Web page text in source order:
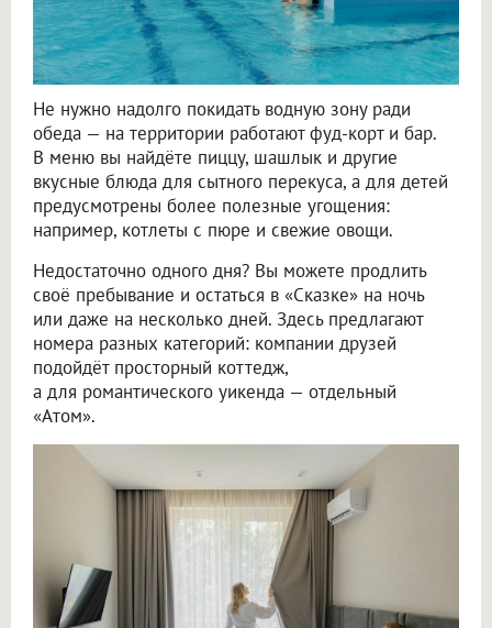
Не нужно надолго покидать водную зону ради
обеда — на территории работают фуд-корт и бар.
В меню вы найдёте пиццу, шашлык и другие
вкусные блюда для сытного перекуса, а для детей
предусмотрены более полезные угощения:
например, котлеты с пюре и свежие овощи.
Недостаточно одного дня? Вы можете продлить
своё пребывание и остаться в «Сказке» на ночь
или даже на несколько дней. Здесь предлагают
номера разных категорий: компании друзей
подойдёт просторный коттедж,
а для романтического уикенда — отдельный
«Атом».